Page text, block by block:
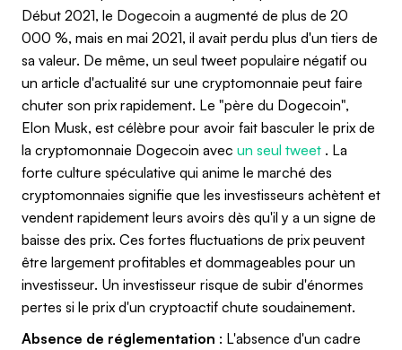
Début 2021, le Dogecoin a augmenté de plus de 20
000 %, mais en mai 2021, il avait perdu plus d'un tiers de
sa valeur. De même, un seul tweet populaire négatif ou
un article d'actualité sur une cryptomonnaie peut faire
chuter son prix rapidement. Le "père du Dogecoin",
Elon Musk, est célèbre pour avoir fait basculer le prix de
la cryptomonnaie Dogecoin avec un seul tweet . La
forte culture spéculative qui anime le marché des
cryptomonnaies signifie que les investisseurs achètent et
vendent rapidement leurs avoirs dès qu'il y a un signe de
baisse des prix. Ces fortes fluctuations de prix peuvent
être largement profitables et dommageables pour un
investisseur. Un investisseur risque de subir d'énormes
pertes si le prix d'un cryptoactif chute soudainement.
Absence de réglementation : L'absence d'un cadre